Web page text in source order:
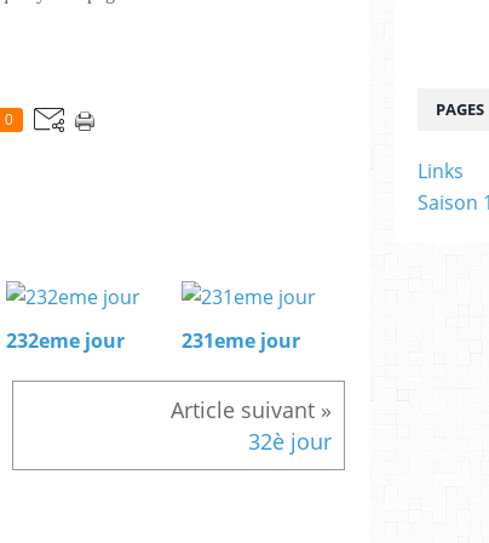
0
232eme jour 231eme jour
32è jour
PAGES
Links
Saison